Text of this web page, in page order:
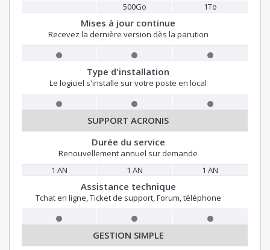
500Go 1To
Mises à jour continue
Recevez la dernière version dès la parution
Type d'installation
Le logiciel s'installe sur votre poste en local
SUPPORT ACRONIS
Durée du service
Renouvellement annuel sur demande
1 AN
1 AN 1 AN
Assistance technique
Tchat en ligne, Ticket de support, Forum, téléphone
GESTION SIMPLE